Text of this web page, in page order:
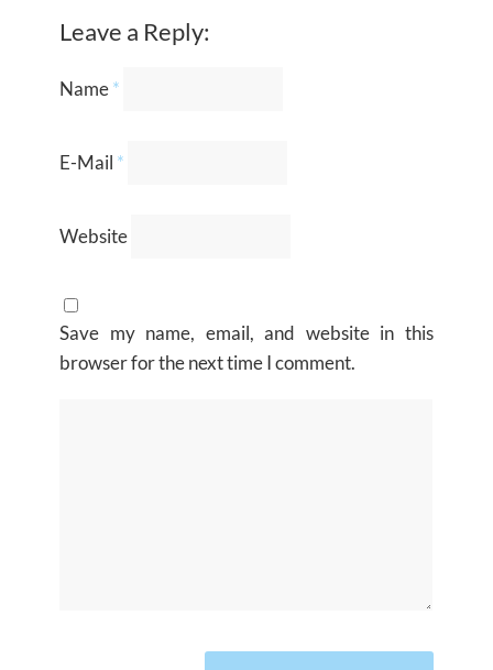
Leave a Reply:
Name*
E-Mail *
Website
Save my name, email, and website in this
browser for the next time I comment.